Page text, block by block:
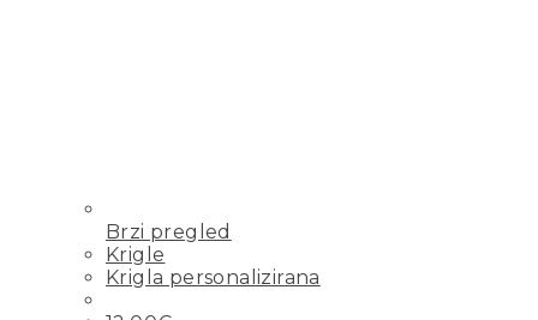
Brzi pregled
Krigle
Krigla personalizirana